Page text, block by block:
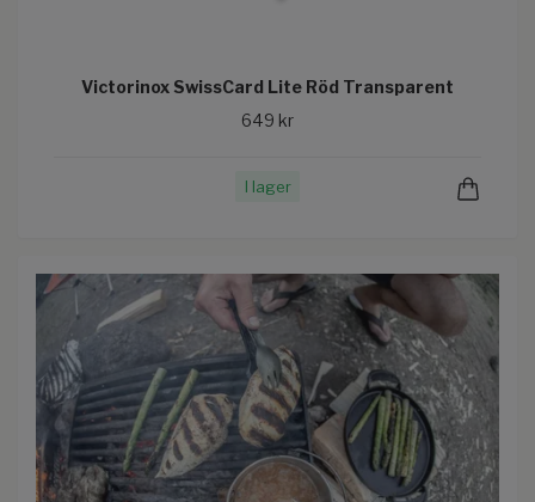
Victorinox SwissCard Lite Röd Transparent
649 kr
I lager